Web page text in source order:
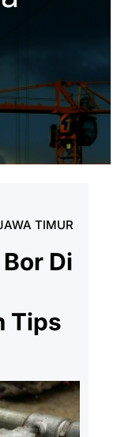
TIMUR
Di
Tips